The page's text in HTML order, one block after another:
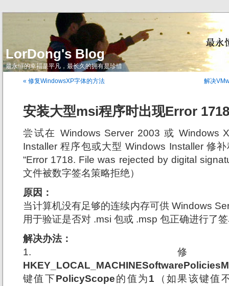
LorDong's Blog
最永恒的幸福是平凡，最长久的拥有是珍惜
« 修复WindowsXP字体的方法 解决
安装大型msi程序时出现Error
尝试在 Windows Server 2003 或 Windows
Installer 程序包或大型 Windows Installer 修
“Error 1718. File was rejected by digital
文件被数字签名策略拒绝）
原因：
当计算机没有足够的连续内存可供 Windows
用于验证是否对 .msi 包或 .msp 包正确进行了
解决办法：
1.
键值下PolicyScope的值为1 （如果该键值